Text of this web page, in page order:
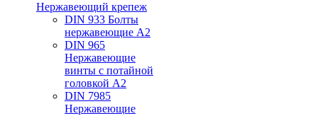
Нержавеющий крепеж
DIN 933 Болты
нержавеющие А2
DIN 965
Нержавеющие
винты с потайной
головкой А2
DIN 7985
Нержавеющие